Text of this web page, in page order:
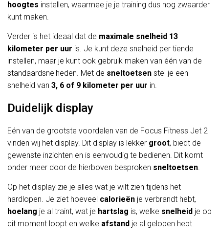
hoogtes instellen, waarmee je je training dus nog zwaarder
kunt maken.
Verder is het ideaal dat de maximale snelheid 13
kilometer per uur is. Je kunt deze snelheid per tiende
instellen, maar je kunt ook gebruik maken van één van de
standaardsnelheden. Met de sneltoetsen stel je een
snelheid van 3, 6 of 9 kilometer per uur in.
Duidelijk display
Eén van de grootste voordelen van de Focus Fitness Jet 2
vinden wij het display. Dit display is lekker groot, biedt de
gewenste inzichten en is eenvoudig te bedienen. Dit komt
onder meer door de hierboven besproken sneltoetsen.
Op het display zie je alles wat je wilt zien tijdens het
hardlopen. Je ziet hoeveel calorieën je verbrandt hebt,
hoelang je al traint, wat je hartslag is, welke snelheid je op
dit moment loopt en welke afstand je al gelopen hebt.